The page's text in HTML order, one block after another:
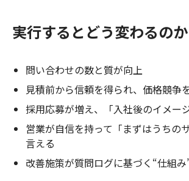
実行するとどう変わるの
問い合わせの数と質が向上
見積前から信頼を得られ、価格競争
採用応募が増え、「入社後のイメー
営業が自信を持って「まずはうちの
言える
改善施策が質問ログに基づく“仕組み